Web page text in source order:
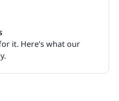
it. Here’s what our